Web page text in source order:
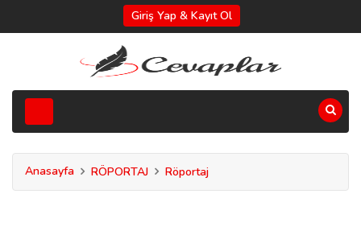
Giriş Yap & Kayıt Ol
Anasayfa RÖPORTAJ Röportaj